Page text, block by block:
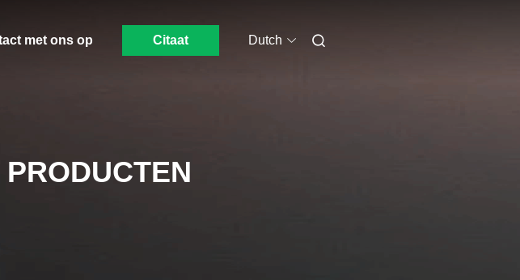
met ons op Citaat Dutch